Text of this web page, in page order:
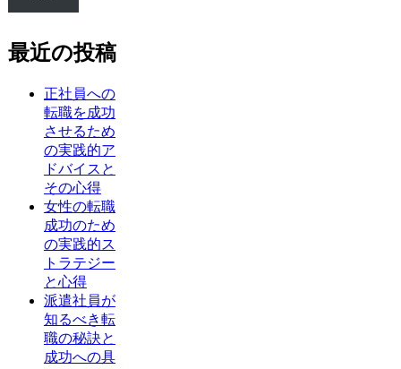
最近の投稿
正社員への
転職を成功
させるため
の実践的ア
ドバイスと
その心得
女性の転職
成功のため
の実践的ス
トラテジー
と心得
派遣社員が
知るべき転
職の秘訣と
成功への具